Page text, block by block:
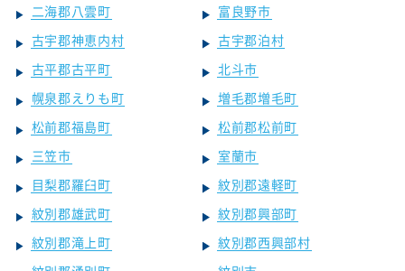
二海郡八雲町
富良野市
古宇郡神恵内村
古宇郡泊村
古平郡古平町
北斗市
幌泉郡えりも町
増毛郡増毛町
松前郡福島町
松前郡松前町
三笠市
室蘭市
目梨郡羅臼町
紋別郡遠軽町
紋別郡雄武町
紋別郡興部町
紋別郡滝上町
紋別郡西興部村